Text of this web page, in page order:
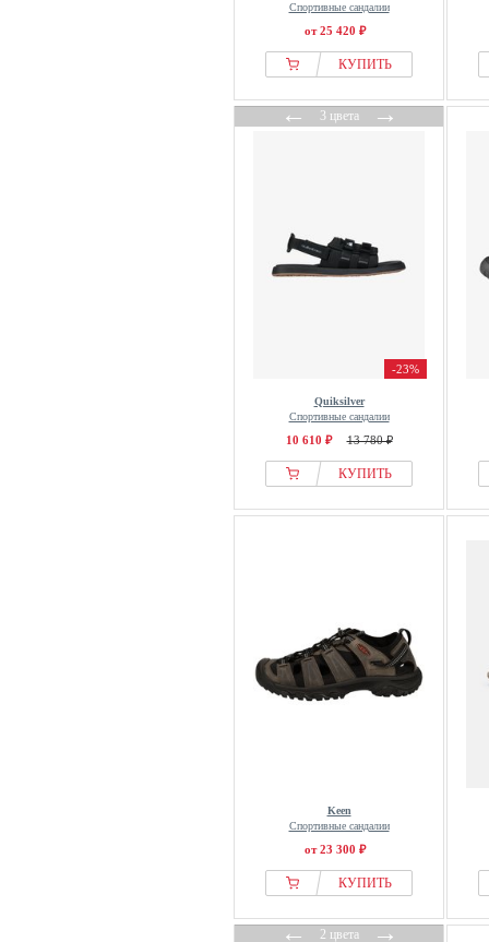
Спортивные сандалии
от 25 420 ₽
КУПИТЬ
←3 цвета→
-23%
Quiksilver
Спортивные сандалии
10 610 ₽ 13 780 ₽
КУПИТЬ
Keen
Спортивные сандалии
от 23 300 ₽
КУПИТЬ
←2 цвета→